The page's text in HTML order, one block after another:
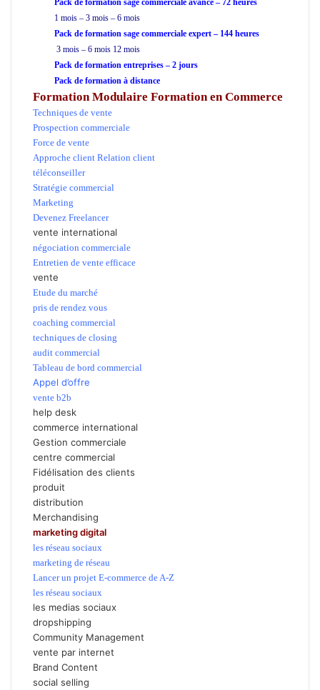
Pack de formation sage commerciale avancé – 72 heures
1 mois – 3 mois – 6 mois
Pack de formation sage commerciale expert – 144 heures
3 mois – 6 mois 12 mois
Pack de formation entreprises – 2 jours
Pack de formation à distance
Formation Modulaire Formation en Commerce
Techniques de vente
Prospection commerciale
Force de vente
Approche client Relation client
téléconseiller
Stratégie commercial
Marketing
Devenez Freelancer
vente international
négociation commerciale
Entretien de vente efficace
vente
Etude du marché
pris de rendez vous
coaching commercial
techniques de closing
audit commercial
Tableau de bord commercial
Appel d’offre
vente b2b
help desk
commerce international
Gestion commerciale
centre commercial
Fidélisation des clients
produit
distribution
Merchandising
marketing digital
les réseau sociaux
marketing de réseau
Lancer un projet E-commerce de A-Z
les réseau sociaux
les medias sociaux
dropshipping
Community Management
vente par internet
Brand Content
social selling